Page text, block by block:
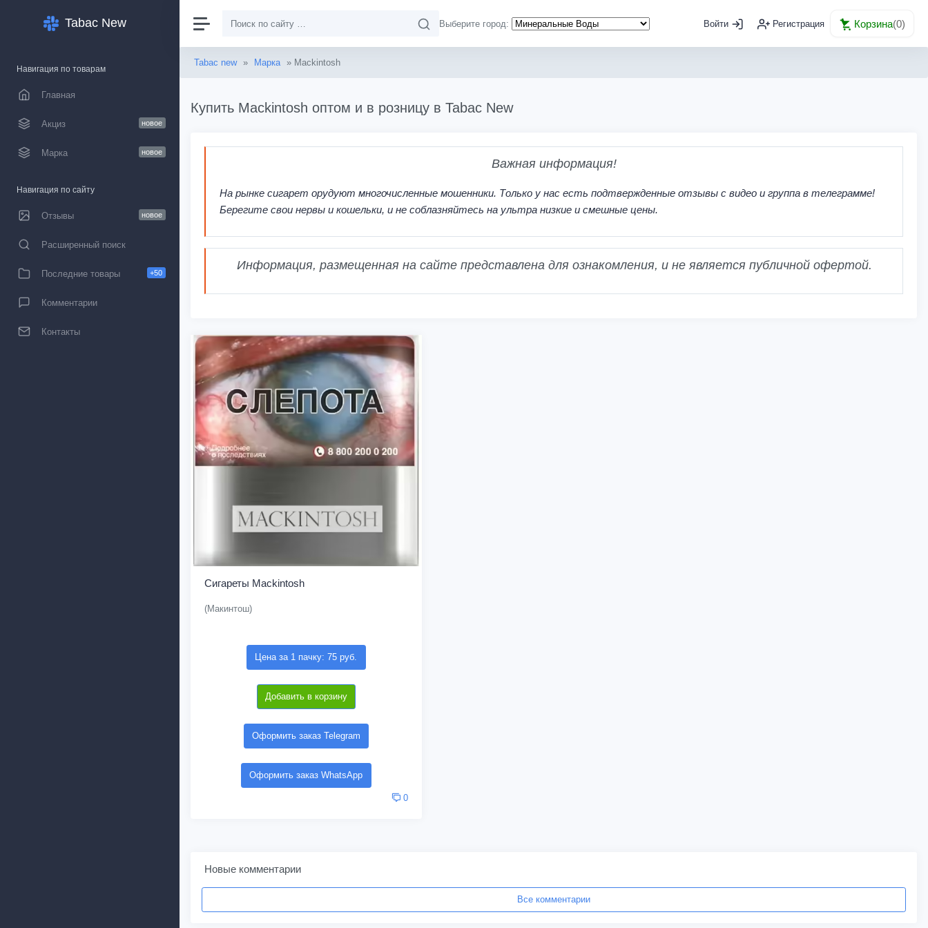
Tabac New
Навигация по товарам
Главная
Акциз новое
Марка новое
Навигация по сайту
Отзывы новое
Расширенный поиск
Последние товары +50
Комментарии
Контакты
Выберите город: Войти Регистрация Корзина(0)
Tabac new » Марка » Mackintosh
Купить Mackintosh оптом и в розницу в Tabac New
Важная информация!
На рынке сигарет орудуют многочисленные мошенники. Только у нас есть подтвержденные отзывы с видео и группа в телеграмме!
Берегите свои нервы и кошельки, и не соблазняйтесь на ультра низкие и смешные цены.
Информация, размещенная на сайте представлена для ознакомления, и не является публичной офертой.
Сигареты Mackintosh
(Макинтош)
Цена за 1 пачку: 75 руб.
Добавить в корзину
Оформить заказ Telegram
Оформить заказ WhatsApp
0
Новые комментарии
Все комментарии